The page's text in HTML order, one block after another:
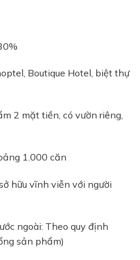
Boutique Hotel, biệt thự
2 mặt tiền, có vườn riêng,
1.000 căn
hữu vĩnh viễn với người
ngoài: Theo quy định
sản phẩm)